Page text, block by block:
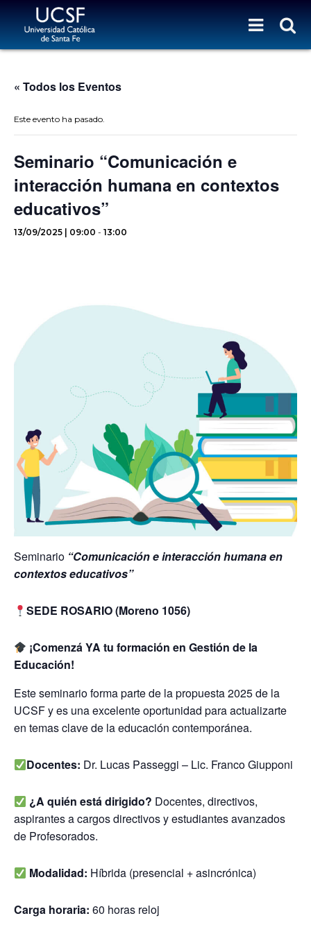
« Todos los Eventos
Este evento ha pasado.
Seminario “Comunicación e
interacción humana en contextos
educativos”
13/09/2025 | 09:00 - 13:00
Seminario “Comunicación e interacción humana en
contextos educativos”
SEDE ROSARIO (Moreno 1056)
¡Comenzá YA tu formación en Gestión de la
Educación!
Este seminario forma parte de la propuesta 2025 de la
UCSF y es una excelente oportunidad para actualizarte
en temas clave de la educación contemporánea.
Docentes: Dr. Lucas Passeggi – Lic. Franco Giupponi
¿A quién está dirigido? Docentes, directivos,
aspirantes a cargos directivos y estudiantes avanzados
de Profesorados.
Modalidad: Híbrida (presencial + asincrónica)
Carga horaria: 60 horas reloj